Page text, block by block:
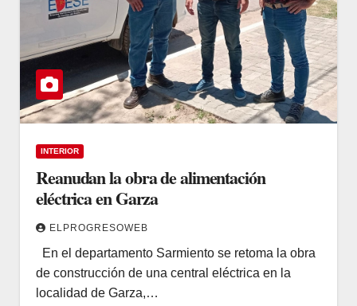
INTERIOR
Reanudan la obra de alimentación
eléctrica en Garza
ELPROGRESOWEB
En el departamento Sarmiento se retoma la obra
de construcción de una central eléctrica en la
localidad de Garza,…